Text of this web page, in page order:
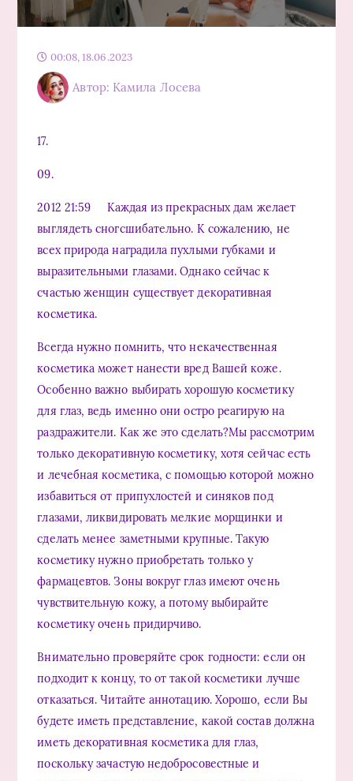
00:08, 18.06.2023
Автор: Камила Лосева
17.
09.
2012 21:59 Каждая из прекрасных дам желает
выглядеть сногсшибательно. К сожалению, не
всех природа наградила пухлыми губками и
выразительными глазами. Однако сейчас к
счастью женщин существует декоративная
косметика.
Всегда нужно помнить, что некачественная
косметика может нанести вред Вашей коже.
Особенно важно выбирать хорошую косметику
для глаз, ведь именно они остро реагирую на
раздражители. Как же это сделать?Мы рассмотрим
только декоративную косметику, хотя сейчас есть
и лечебная косметика, с помощью которой можно
избавиться от припухлостей и синяков под
глазами, ликвидировать мелкие морщинки и
сделать менее заметными крупные. Такую
косметику нужно приобретать только у
фармацевтов. Зоны вокруг глаз имеют очень
чувствительную кожу, а потому выбирайте
косметику очень придирчиво.
Внимательно проверяйте срок годности: если он
подходит к концу, то от такой косметики лучше
отказаться. Читайте аннотацию. Хорошо, если Вы
будете иметь представление, какой состав должна
иметь декоративная косметика для глаз,
поскольку зачастую недобросовестные и